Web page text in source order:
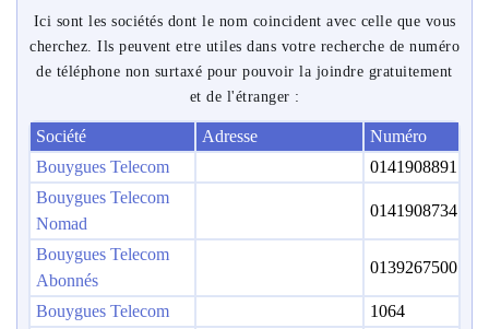
Ici sont les sociétés dont le nom coincident avec celle que vous
cherchez. Ils peuvent etre utiles dans votre recherche de numéro
de téléphone non surtaxé pour pouvoir la joindre gratuitement
et de l'étranger :
Société Adresse
Numéro
Bouygues Telecom
0141908891
Bouygues Telecom
Nomad
0141908734
Bouygues Telecom
Abonnés
0139267500
Bouygues Telecom 1064